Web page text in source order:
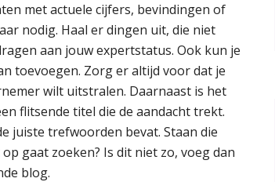
met actuele cijfers, bevindingen of
nodig. Haal er dingen uit, die niet
aan jouw expertstatus. Ook kun je
toevoegen. Zorg er altijd voor dat je
wilt uitstralen. Daarnaast is het
flitsende titel die de aandacht trekt.
juiste trefwoorden bevat. Staan die
gaat zoeken? Is dit niet zo, voeg dan
blog.